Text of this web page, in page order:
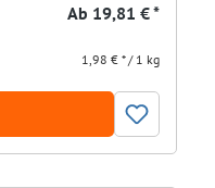
Ab 19,81 € *
1,98 € * / 1 kg